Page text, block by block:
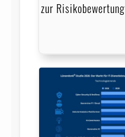
zur Risikobewertung